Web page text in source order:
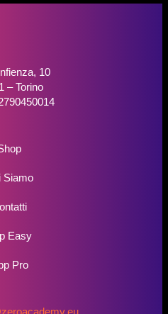
10
– Torino
Siamo
Easy
Pro